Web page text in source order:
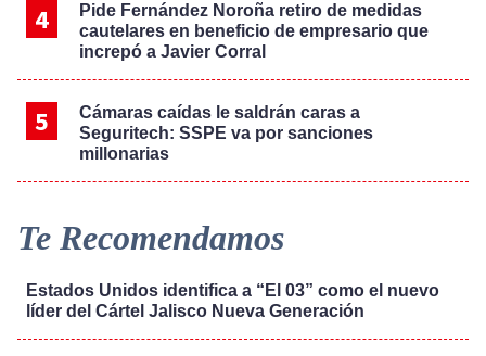
Pide Fernández Noroña retiro de medidas
cautelares en beneficio de empresario que
increpó a Javier Corral
Cámaras caídas le saldrán caras a
Seguritech: SSPE va por sanciones
millonarias
Te Recomendamos
Estados Unidos identifica a “El 03” como el nuevo
líder del Cártel Jalisco Nueva Generación